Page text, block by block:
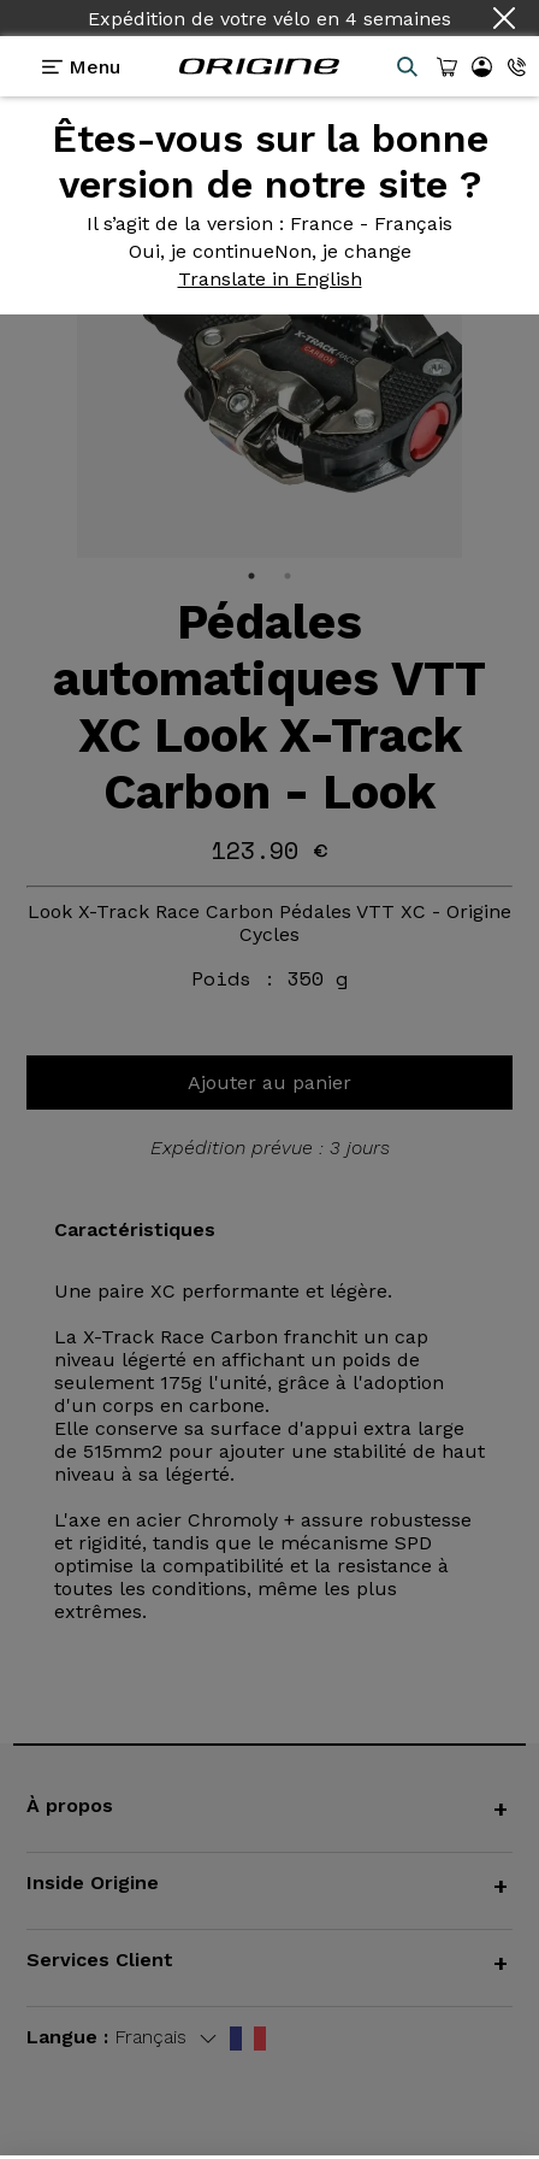
Expédition de votre vélo en 4 semaines
Menu
Êtes-vous sur la bonne
version de notre site ?
Il s’agit de la version : France - Français
Oui, je continueNon, je change
Translate in English
Equipements>Pédales >X-Track Race Carbon
Pédales
automatiques VTT
XC Look X-Track
Carbon - Look
123.90 €
Look X-Track Race Carbon Pédales VTT XC - Origine
Cycles
Poids : 350 g
Ajouter au panier
Expédition prévue : 3 jours
Caractéristiques
Une paire XC performante et légère.
La X-Track Race Carbon franchit un cap
niveau légerté en affichant un poids de
seulement 175g l'unité, grâce à l'adoption
d'un corps en carbone.
Elle conserve sa surface d'appui extra large
de 515mm2 pour ajouter une stabilité de haut
niveau à sa légerté.
L'axe en acier Chromoly + assure robustesse
et rigidité, tandis que le mécanisme SPD
optimise la compatibilité et la resistance à
toutes les conditions, même les plus
extrêmes.
À propos +
Inside Origine +
Services Client +
Langue : Français